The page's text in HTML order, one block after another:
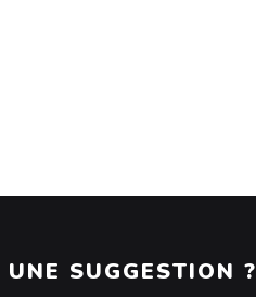
UNE SUGGESTION ?